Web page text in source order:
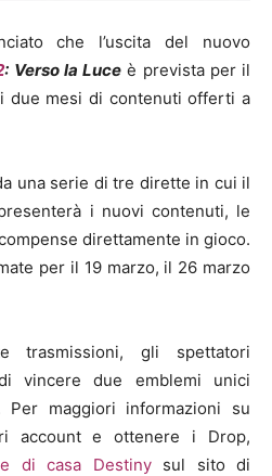
che l’uscita del nuovo
: Verso la Luce è prevista per il
due mesi di contenuti offerti a
una serie di tre dirette in cui il
i nuovi contenuti, le
direttamente in gioco.
per il 19 marzo, il 26 marzo
trasmissioni, gli spettatori
vincere due emblemi unici
Per maggiori informazioni su
account e ottenere i Drop,
di casa Destinysul sito di